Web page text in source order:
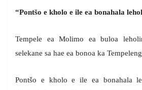
“Pontšo e kholo e ile ea bonahala
Tempele ea Molimo ea buloa
selekane sa hae ea bonoa ka
Pontšo e kholo e ile ea bonahala